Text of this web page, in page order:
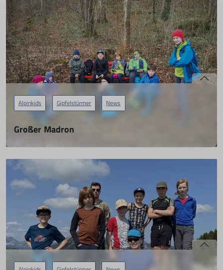
mehr erfahren
Alpinkids Gipfelstürmer News
Großer Madron
Die Gipfelstürmer unterwegs
mehr erfahren